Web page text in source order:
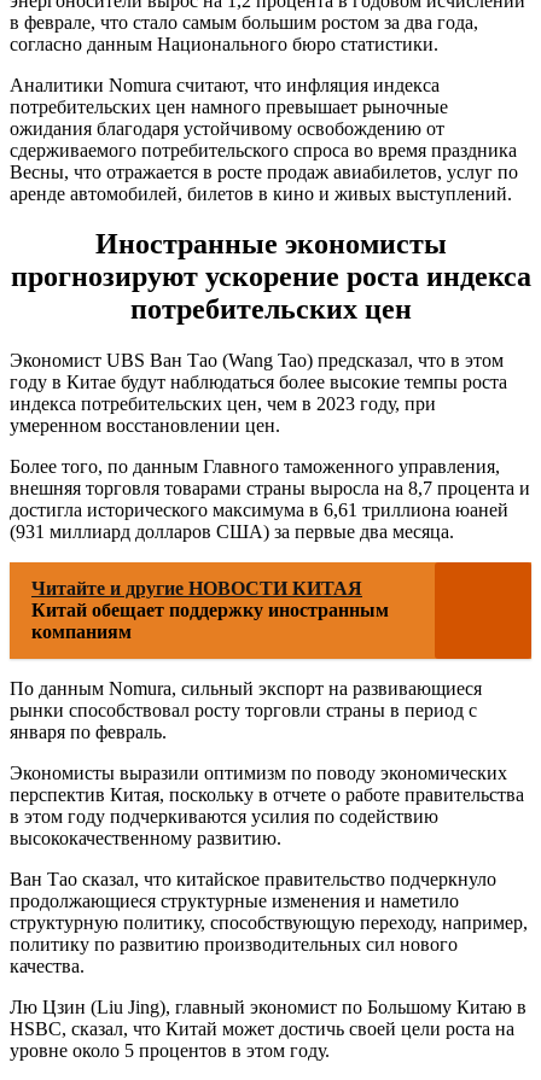
в феврале, что стало самым большим ростом за два года,
согласно данным Национального бюро статистики.
Аналитики Nomura считают, что инфляция индекса
потребительских цен намного превышает рыночные
ожидания благодаря устойчивому освобождению от
сдерживаемого потребительского спроса во время праздника
Весны, что отражается в росте продаж авиабилетов, услуг по
аренде автомобилей, билетов в кино и живых выступлений.
Иностранные экономисты
прогнозируют ускорение роста индекса
потребительских цен
Экономист UBS Ван Тао (Wang Tao) предсказал, что в этом
году в Китае будут наблюдаться более высокие темпы роста
индекса потребительских цен, чем в 2023 году, при
умеренном восстановлении цен.
Более того, по данным Главного таможенного управления,
внешняя торговля товарами страны выросла на 8,7 процента и
достигла исторического максимума в 6,61 триллиона юаней
(931 миллиард долларов США) за первые два месяца.
Читайте и другие НОВОСТИ КИТАЯ
Китай обещает поддержку иностранным
компаниям
По данным Nomura, сильный экспорт на развивающиеся
рынки способствовал росту торговли страны в период с
января по февраль.
Экономисты выразили оптимизм по поводу экономических
перспектив Китая, поскольку в отчете о работе правительства
в этом году подчеркиваются усилия по содействию
высококачественному развитию.
Ван Тао сказал, что китайское правительство подчеркнуло
продолжающиеся структурные изменения и наметило
структурную политику, способствующую переходу, например,
политику по развитию производительных сил нового
качества.
Лю Цзин (Liu Jing), главный экономист по Большому Китаю в
HSBC, сказал, что Китай может достичь своей цели роста на
уровне около 5 процентов в этом году.